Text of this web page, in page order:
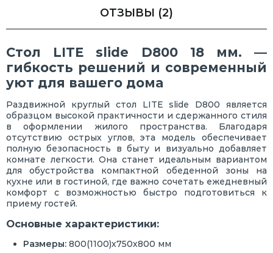
ОТЗЫВЫ (2)
Стол LITE slide D800 18 мм. —
гибкость решений и современный
уют для вашего дома
Раздвижной круглый стол LITE slide D800 является
образцом высокой практичности и сдержанного стиля
в оформлении жилого пространства. Благодаря
отсутствию острых углов, эта модель обеспечивает
полную безопасность в быту и визуально добавляет
комнате легкости. Она станет идеальным вариантом
для обустройства компактной обеденной зоны на
кухне или в гостиной, где важно сочетать ежедневный
комфорт с возможностью быстро подготовиться к
приему гостей.
Основные характеристики:
Размеры: 800(1100)х750х800 мм